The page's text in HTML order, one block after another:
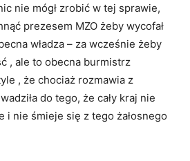
nie mógł zrobić w tej sprawie,
prezesem MZO żeby wycofał
władza – za wcześnie żeby
, ale to obecna burmistrz
, że chociaż rozmawia z
do tego, że cały kraj nie
i nie śmieje się z tego żałosnego